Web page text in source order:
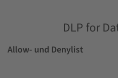
DLP for
Allow- und Denylist